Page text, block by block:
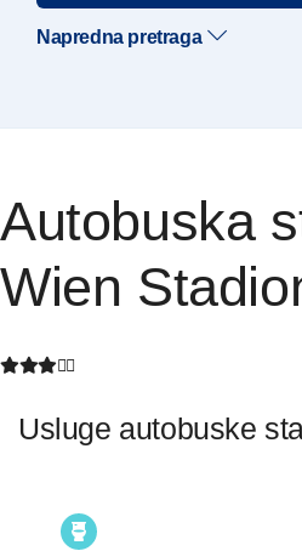
Napredna pretraga
Autobuska stanica
Wien
Usluge autobuske